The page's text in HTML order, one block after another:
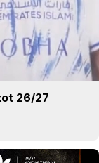
26/27